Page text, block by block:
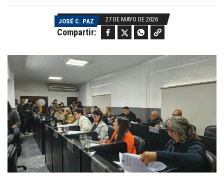
JOSÉ C. PAZ 27 DE MAYO DE 2026
Compartir: Facebook Twitter WhatsApp Copy link